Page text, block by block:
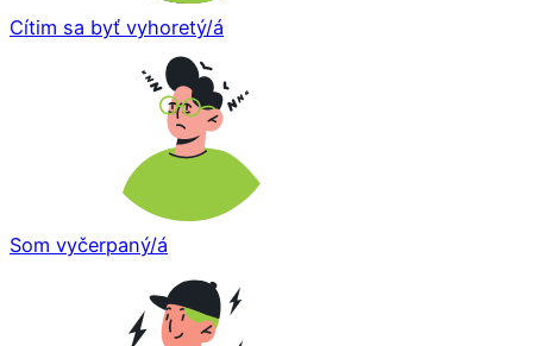
Cítim sa byť vyhoretý/á
Som vyčerpaný/á